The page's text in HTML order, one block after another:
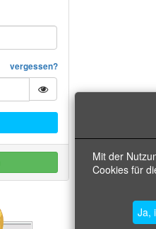
Mit der
Cookies für
Ja,
vergessen?